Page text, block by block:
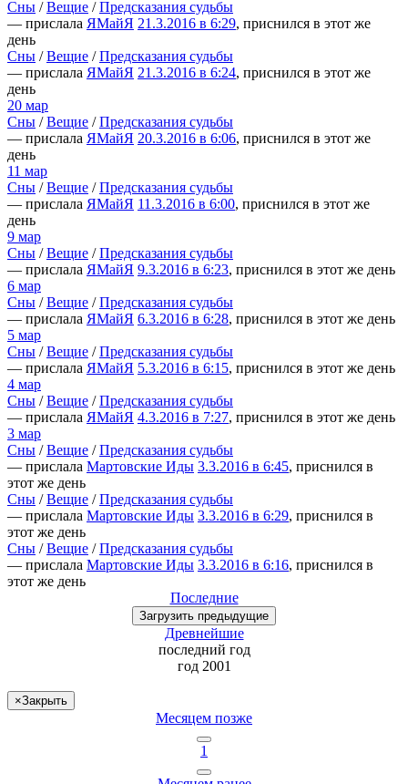
Сны /Вещие /Предсказания судьбы
— прислала ЯМайЯ 21.3.2016 в 6:29, приснился в этот же
день
Сны /Вещие /Предсказания судьбы
— прислала ЯМайЯ 21.3.2016 в 6:24, приснился в этот же
день
20 мар
Сны /Вещие /Предсказания судьбы
— прислала ЯМайЯ 20.3.2016 в 6:06, приснился в этот же
день
11 мар
Сны /Вещие /Предсказания судьбы
— прислала ЯМайЯ 11.3.2016 в 6:00, приснился в этот же
день
9 мар
Сны /Вещие /Предсказания судьбы
— прислала ЯМайЯ 9.3.2016 в 6:23, приснился в этот же день
6 мар
Сны /Вещие /Предсказания судьбы
— прислала ЯМайЯ 6.3.2016 в 6:28, приснился в этот же день
5 мар
Сны /Вещие /Предсказания судьбы
— прислала ЯМайЯ 5.3.2016 в 6:15, приснился в этот же день
4 мар
Сны /Вещие /Предсказания судьбы
— прислала ЯМайЯ 4.3.2016 в 7:27, приснился в этот же день
3 мар
Сны /Вещие /Предсказания судьбы
— прислала Мартовские Иды 3.3.2016 в 6:45, приснился в
этот же день
Сны /Вещие /Предсказания судьбы
— прислала Мартовские Иды 3.3.2016 в 6:29, приснился в
этот же день
Сны /Вещие /Предсказания судьбы
— прислала Мартовские Иды 3.3.2016 в 6:16, приснился в
этот же день
Последние
Загрузить предыдущие
Древнейшие
последний год
год 2001
×Закрыть
Месяцем позже
1